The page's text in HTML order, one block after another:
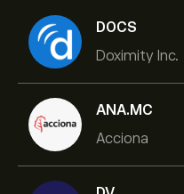
DOCS
Doximity Inc.
ANA.MC
Acciona